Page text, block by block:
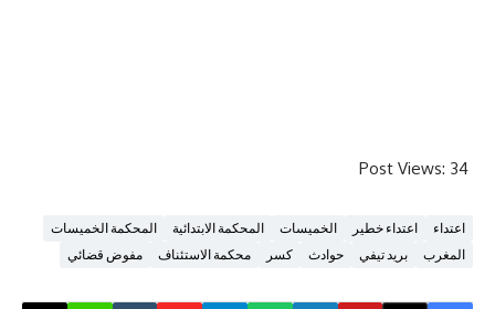
Post
خطير الخميسات المحكمة الابتدائية
المحكمة الخميسات
بريد تيفي
حوادث كسر محكمة الاستئناف مفوض قضائي